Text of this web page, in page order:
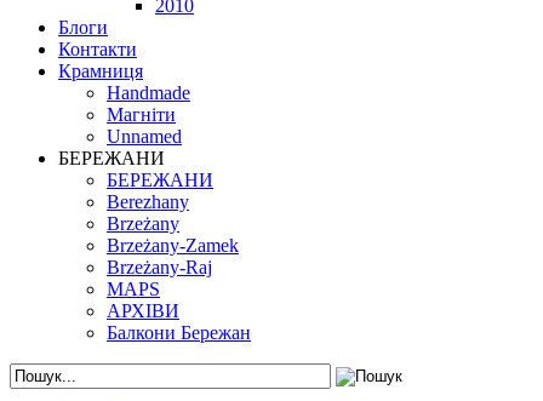
2010
Блоги
Контакти
Крамниця
Handmade
Магніти
Unnamed
БЕРЕЖАНИ
БЕРЕЖАНИ
Berezhany
Brzeżany
Brzeżany-Zamek
Brzeżany-Raj
MAPS
АРХІВИ
Балкони Бережан